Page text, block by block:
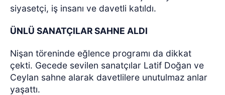
siyasetçi, iş insanı ve davetli katıldı.
ÜNLÜ SANATÇILAR SAHNE ALDI
Nişan töreninde eğlence programı da dikkat
çekti. Gecede sevilen sanatçılar Latif Doğan ve
Ceylan sahne alarak davetlilere unutulmaz anlar
yaşattı.